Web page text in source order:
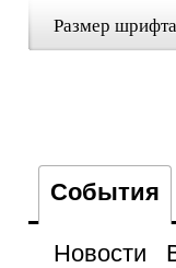
Размер
События
Новости